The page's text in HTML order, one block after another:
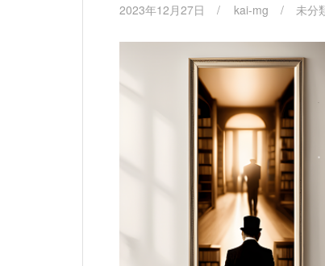
2023年12月27日 kai-mg 未分